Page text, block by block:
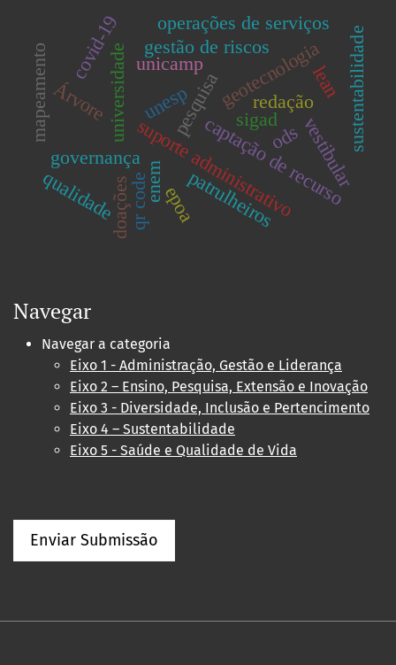
pesquisa
captação de recurso
universidade
suporte administrativo
patrulheiros
redação
enem vestibular
unicamp
governança
unesp
gestão de riscos
Árvore
mapeamento geotecnologia
qr code
covid-19
doações
operações de serviços
sustentabilidade
ods
epoa
lean
qualidade
sigad
Navegar
Navegar a categoria
Eixo 1 - Administração, Gestão e Liderança
Eixo 2 – Ensino, Pesquisa, Extensão e Inovação
Eixo 3 - Diversidade, Inclusão e Pertencimento
Eixo 4 – Sustentabilidade
Eixo 5 - Saúde e Qualidade de Vida
Enviar Submissão